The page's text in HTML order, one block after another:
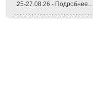
25-27.08.26 - Подробнее...